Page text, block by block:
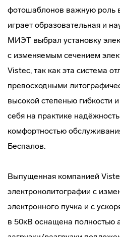
фотошаблонов важную роль
играет образовательная и
МИЭТ выбрал установку
с изменяемым сечением
Vistec, так как эта система
превосходными
высокой степенью гибкости
себя на практике
комфортностью
Беспалов.
Выпущенная компанией
электронолитографии с
электронного пучка и с
в 50кВ оснащена полностью